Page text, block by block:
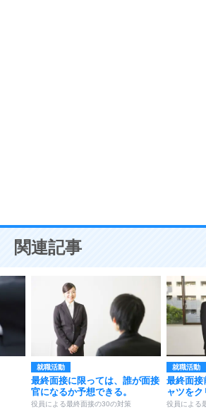
とが大切。
関連記事
就職活動
最終面接に限っては、誰が面接
官になるか予想できる。
役員による最終面接の30の対策
就職活動
最終面接
ャツを
役員による